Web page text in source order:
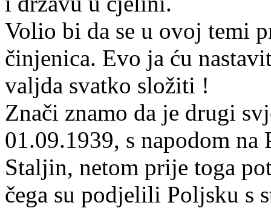
Volio bi da se u ovoj temi
činjenica. Evo ja ću
valjda svatko složiti !
Znači znamo da je drugi
01.09.1939, s napodom
Staljin, netom prije toga
čega su podjelili Poljsku s